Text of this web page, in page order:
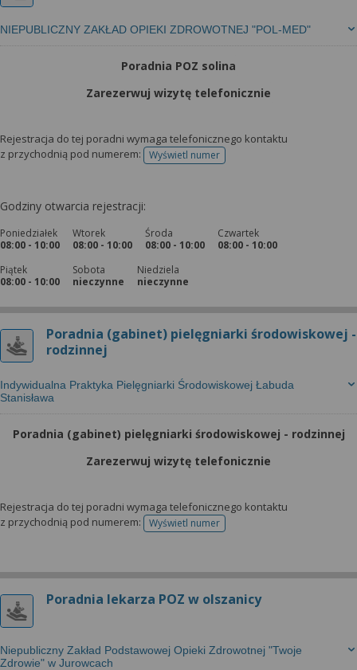
NIEPUBLICZNY ZAKŁAD OPIEKI ZDROWOTNEJ "POL-MED"
Poradnia POZ solina
Zarezerwuj wizytę telefonicznie
Rejestracja do tej poradni wymaga telefonicznego kontaktu
z przychodnią pod numerem:
Wyświetl numertelefonu do rejestracji
Godziny otwarcia rejestracji:
Poniedziałek
08:00 - 10:00
Wtorek
08:00 - 10:00
Środa
08:00 - 10:00
Czwartek
08:00 - 10:00
Piątek
08:00 - 10:00
Sobota
nieczynne
Niedziela
nieczynne
Poradnia (gabinet) pielęgniarki środowiskowej -
rodzinnej
Indywidualna Praktyka Pielęgniarki Środowiskowej Łabuda
Stanisława
Poradnia (gabinet) pielęgniarki środowiskowej - rodzinnej
Zarezerwuj wizytę telefonicznie
Rejestracja do tej poradni wymaga telefonicznego kontaktu
z przychodnią pod numerem:
Wyświetl numertelefonu do rejestracji
Poradnia lekarza POZ w olszanicy
Niepubliczny Zakład Podstawowej Opieki Zdrowotnej "Twoje
Zdrowie" w Jurowcach